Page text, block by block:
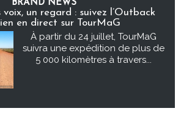
BRAND NEWS
voix, un regard : suivez l’Outback
en direct sur TourMaG
À partir du 24 juillet, TourMaG
suivra une expédition de plus de
5 000 kilomètres à travers...